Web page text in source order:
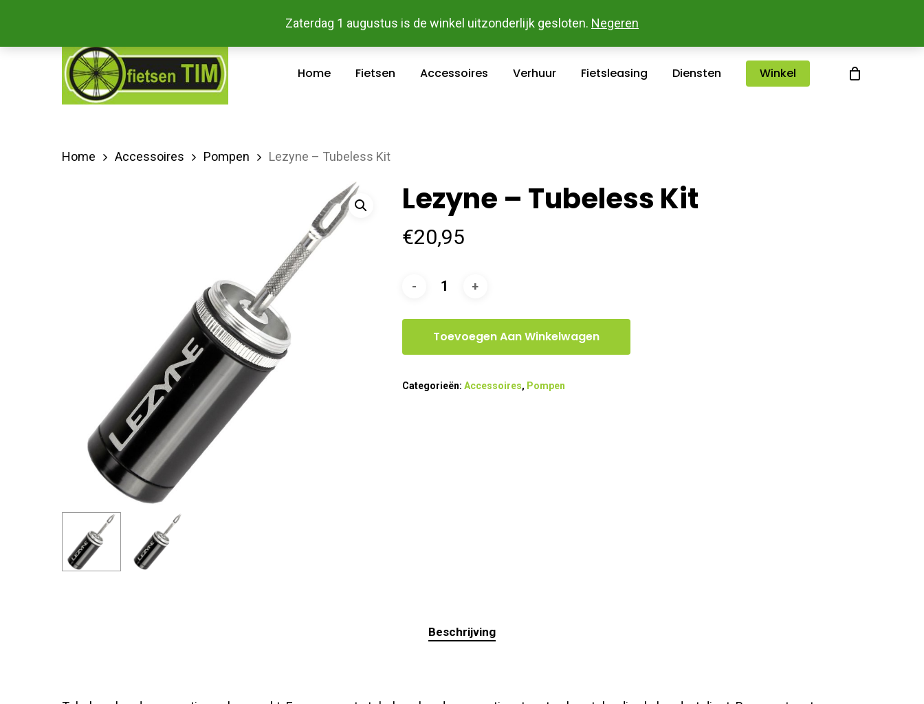
Zaterdag 1 augustus is de winkel uitzonderlijk gesloten. Negeren
Bestel En Betaal Makkelijk Online - Gratis Levering In Groot Kasterlee
Home Fietsen Accessoires Verhuur Fietsleasing Diensten Winkel
Home Accessoires Pompen Lezyne – Tubeless Kit
Lezyne – Tubeless Kit
€20,95
Toevoegen Aan Winkelwagen
Categorieën: Accessoires, Pompen
Beschrijving